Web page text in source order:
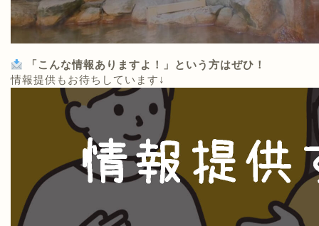
「こんな情報ありますよ！」という方はぜひ！
情報提供もお待ちしています↓